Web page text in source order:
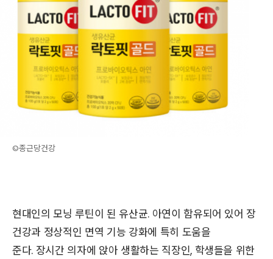
©종근당건강
현대인의 모닝 루틴이 된 유산균. 아연이 함유되어 있어 장
건강과 정상적인 면역 기능 강화에 특히 도움을
준다. 장시간 의자에 앉아 생활하는 직장인, 학생들을 위한